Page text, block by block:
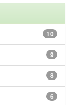
10
9
8
6